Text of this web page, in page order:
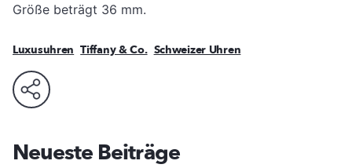
Größe beträgt 36 mm.
Luxusuhren Tiffany & Co. Schweizer Uhren
Neueste Beiträge